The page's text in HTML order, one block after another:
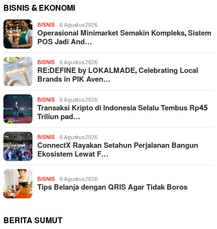
BISNIS & EKONOMI
BISNIS 6 Agustus 2026
Operasional Minimarket Semakin Kompleks, Sistem
POS Jadi And…
BISNIS 6 Agustus 2026
RE:DEFINE by LOKALMADE, Celebrating Local
Brands in PIK Aven…
BISNIS 6 Agustus 2026
Transaksi Kripto di Indonesia Selalu Tembus Rp45
Triliun pad…
BISNIS 6 Agustus 2026
ConnectX Rayakan Setahun Perjalanan Bangun
Ekosistem Lewat F…
BISNIS 6 Agustus 2026
Tips Belanja dengan QRIS Agar Tidak Boros
BERITA SUMUT